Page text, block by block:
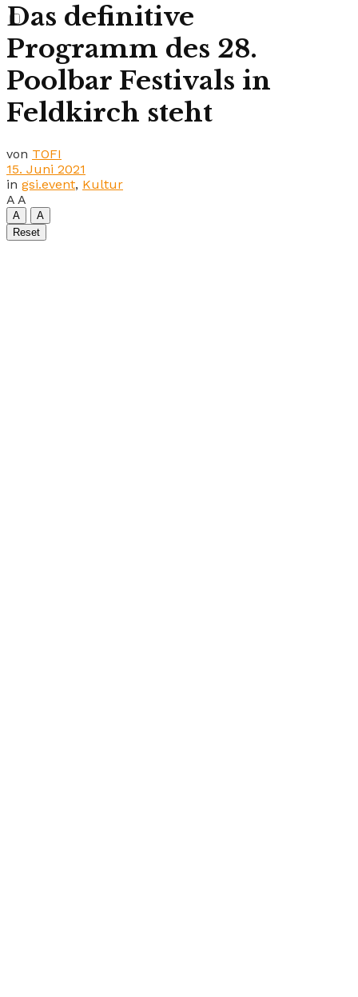
Das definitive
Programm des 28.
Poolbar Festivals in
Feldkirch steht
von TOFI
15. Juni 2021
in gsi.event, Kultur
A A
A
A
Reset